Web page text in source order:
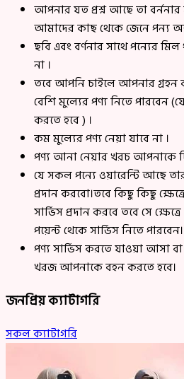
আপনার যত প্রশ্ন আছে তা
আমাদের কাছ থেকে জেনে পন্য
ছবি এবং বর্ণনার সাথে পন্যের
না ।
তবে আপনি চাইলে আপনার গ্রহন
বেশি মুল্যের পণ্য নিতে পারবেন
করতে হবে ) ।
কম মুল্যের পণ্য নেয়া যাবে না ।
পণ্য আনা নেয়ার খরচ আপনাকে
যে সকল পন্যে ওয়ারেন্টি আছে
প্রদান করবো।তবে কিছু কিছু
সার্ভিস প্রদান করবে তবে সে
পয়েন্ট থেকে সার্ভিস নিতে পারবেন।
পণ্য সার্ভিস করতে যাওয়া আসা
খরজ আপনাকে বহন করতে হবে।
জনপ্রিয় ক্যাটাগরি
সকল ক্যাটাগরি